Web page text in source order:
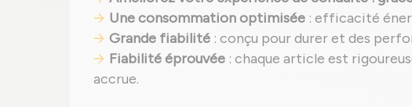
Une consommation optimisée : efficacité
Grande fiabilité : conçu pour durer et des
Fiabilité éprouvée : chaque article est
accrue.